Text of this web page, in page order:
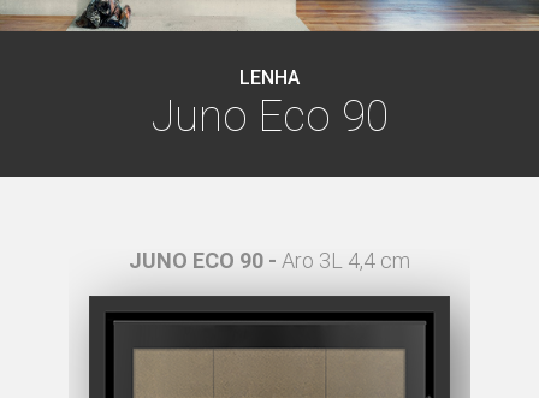
LENHA
Juno Eco 90
JUNO ECO 90 -Aro 3L 4,4 cm